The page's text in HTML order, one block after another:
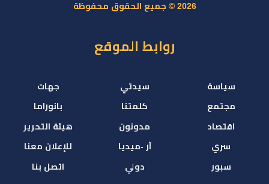
2026 © جميع الحقوق محفوظة
روابط الموقع
سياسة
مجتمع
اقتصاد
سري
سبور
سيدتي
كلمتنا
مدونون
آر -ميديا
دولي
جهات
بانوراما
هيئة التحرير
للإعلان معنا
اتصل بنا